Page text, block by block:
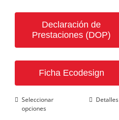
Declaración de
Prestaciones (DOP)
Ficha Ecodesign
Seleccionar
opciones
EsteDetalles